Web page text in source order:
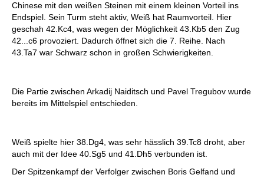
Chinese mit den weißen Steinen mit einem kleinen Vorteil ins
Endspiel. Sein Turm steht aktiv, Weiß hat Raumvorteil. Hier
geschah 42.Kc4, was wegen der Möglichkeit 43.Kb5 den Zug
42...c6 provoziert. Dadurch öffnet sich die 7. Reihe. Nach
43.Ta7 war Schwarz schon in großen Schwierigkeiten.
Die Partie zwischen Arkadij Naiditsch und Pavel Tregubov wurde
bereits im Mittelspiel entschieden.
Weiß spielte hier 38.Dg4, was sehr hässlich 39.Tc8 droht, aber
auch mit der Idee 40.Sg5 und 41.Dh5 verbunden ist.
Der Spitzenkampf der Verfolger zwischen Boris Gelfand und